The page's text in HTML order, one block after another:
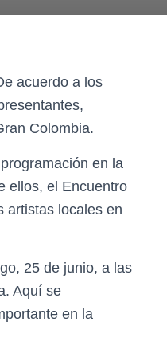
acuerdo a los
Colombia.
en la
ellos, el Encuentro
artistas locales en
25 de junio, a las
Aquí se
en la